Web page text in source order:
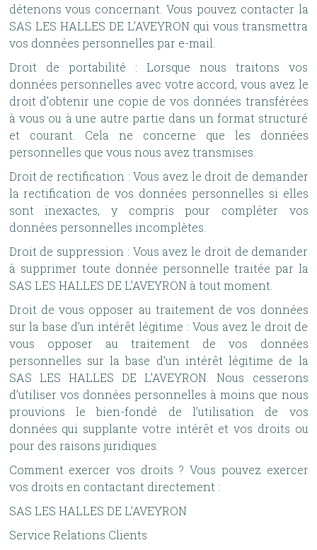
détenons vous concernant. Vous pouvez contacter la
SAS LES HALLES DE L’AVEYRON qui vous transmettra
vos données personnelles par e-mail.
Droit de portabilité : Lorsque nous traitons vos
données personnelles avec votre accord, vous avez le
droit d’obtenir une copie de vos données transférées
à vous ou à une autre partie dans un format structuré
et courant. Cela ne concerne que les données
personnelles que vous nous avez transmises.
Droit de rectification : Vous avez le droit de demander
la rectification de vos données personnelles si elles
sont inexactes, y compris pour compléter vos
données personnelles incomplètes.
Droit de suppression : Vous avez le droit de demander
à supprimer toute donnée personnelle traitée par la
SAS LES HALLES DE L’AVEYRON à tout moment.
Droit de vous opposer au traitement de vos données
sur la base d’un intérêt légitime : Vous avez le droit de
vous opposer au traitement de vos données
personnelles sur la base d’un intérêt légitime de la
SAS LES HALLES DE L’AVEYRON. Nous cesserons
d’utiliser vos données personnelles à moins que nous
prouvions le bien-fondé de l’utilisation de vos
données qui supplante votre intérêt et vos droits ou
pour des raisons juridiques.
Comment exercer vos droits ? Vous pouvez exercer
vos droits en contactant directement :
SAS LES HALLES DE L’AVEYRON
Service Relations Clients